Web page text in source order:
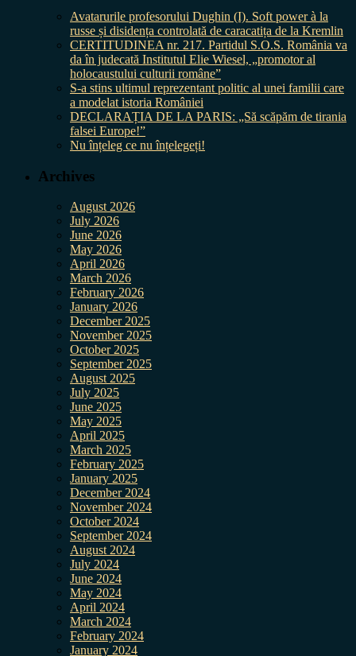
Avatarurile profesorului Dughin (I). Soft power à la
russe și disidența controlată de caracatița de la Kremlin
CERTITUDINEA nr. 217. Partidul S.O.S. România va
da în judecată Institutul Elie Wiesel, „promotor al
holocaustului culturii române”
S-a stins ultimul reprezentant politic al unei familii care
a modelat istoria României
DECLARAȚIA DE LA PARIS: „Să scăpăm de tirania
falsei Europe!”
Nu înțeleg ce nu înțelegeți!
Archives
August 2026
July 2026
June 2026
May 2026
April 2026
March 2026
February 2026
January 2026
December 2025
November 2025
October 2025
September 2025
August 2025
July 2025
June 2025
May 2025
April 2025
March 2025
February 2025
January 2025
December 2024
November 2024
October 2024
September 2024
August 2024
July 2024
June 2024
May 2024
April 2024
March 2024
February 2024
January 2024